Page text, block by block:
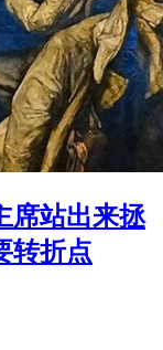
席站出来拯
转折点